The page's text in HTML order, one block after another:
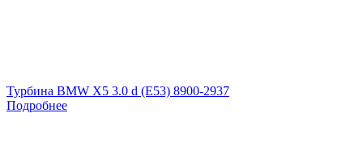
Турбина BMW X5 3.0 d (E53) 8900-2937
Подробнее